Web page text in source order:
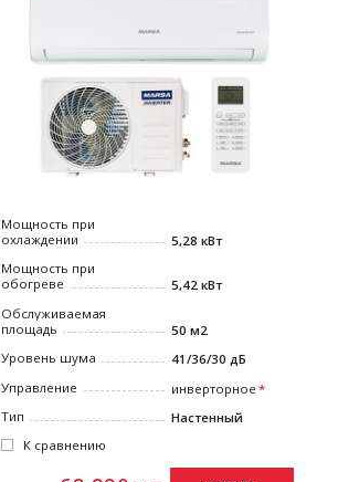
Мощность при
охлаждении
5,28 кВт
Мощность при
обогреве
5,42 кВт
Обслуживаемая
площадь
50 м2
Уровень шума
41/36/30 дБ
Управление
инверторное
Тип
Настенный
К сравнению